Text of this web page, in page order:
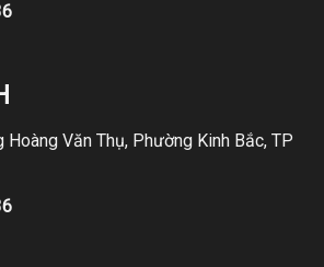
Văn Thụ, Phường Kinh Bắc, TP